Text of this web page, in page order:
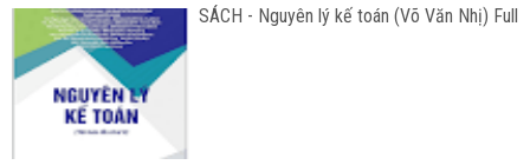
SÁCH - Nguyên lý kế toán (Võ Văn Nhị) Full